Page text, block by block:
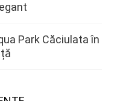
Park Căciulata în